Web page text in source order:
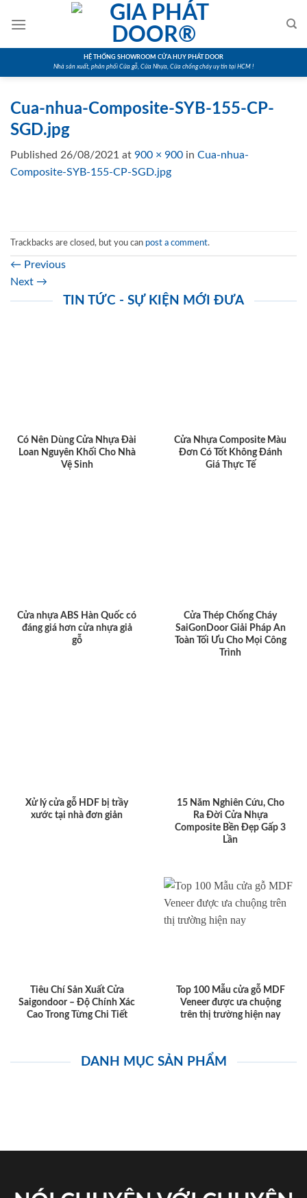
HỆ THỐNG SHOWROOM CỬA HUY PHÁT DOOR
Nhà sản xuất, phân phối Cửa gỗ, Cửa Nhựa, Cửa chống cháy uy tín tại HCM !
Cua-nhua-Composite-SYB-155-CP-
SGD.jpg
Published 26/08/2021 at 900 × 900 in Cua-nhua-
Composite-SYB-155-CP-SGD.jpg
Trackbacks are closed, but you can post a comment.
← Previous
Next →
TIN TỨC - SỰ KIỆN MỚI ĐƯA
Có Nên Dùng Cửa Nhựa Đài
Loan Nguyên Khối Cho Nhà
Vệ Sinh
Cửa Nhựa Composite Màu
Đơn Có Tốt Không Đánh
Giá Thực Tế
Cửa nhựa ABS Hàn Quốc có
đáng giá hơn cửa nhựa giả
gỗ
Cửa Thép Chống Cháy
SaiGonDoor Giải Pháp An
Toàn Tối Ưu Cho Mọi Công
Trình
Xử lý cửa gỗ HDF bị trầy
xước tại nhà đơn giản
15 Năm Nghiên Cứu, Cho
Ra Đời Cửa Nhựa
Composite Bền Đẹp Gấp 3
Lần
Tiêu Chí Sản Xuất Cửa
Saigondoor – Độ Chính Xác
Cao Trong Từng Chi Tiết
Top 100 Mẫu cửa gỗ MDF
Veneer được ưa chuộng
trên thị trường hiện nay
DANH MỤC SẢN PHẨM